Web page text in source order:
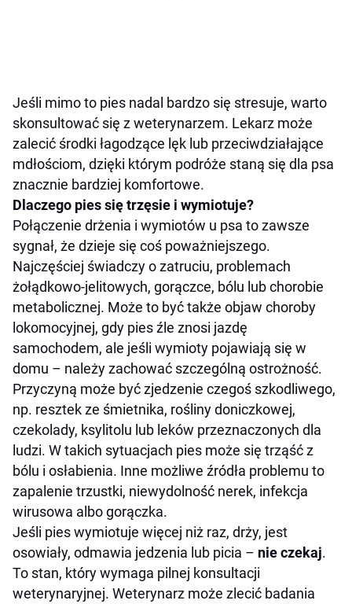
Jeśli mimo to pies nadal bardzo się stresuje, warto
skonsultować się z weterynarzem. Lekarz może
zalecić środki łagodzące lęk lub przeciwdziałające
mdłościom, dzięki którym podróże staną się dla psa
znacznie bardziej komfortowe.
Dlaczego pies się trzęsie i wymiotuje?
Połączenie drżenia i wymiotów u psa to zawsze
sygnał, że dzieje się coś poważniejszego.
Najczęściej świadczy o zatruciu, problemach
żołądkowo-jelitowych, gorączce, bólu lub chorobie
metabolicznej. Może to być także objaw choroby
lokomocyjnej, gdy pies źle znosi jazdę
samochodem, ale jeśli wymioty pojawiają się w
domu – należy zachować szczególną ostrożność.
Przyczyną może być zjedzenie czegoś szkodliwego,
np. resztek ze śmietnika, rośliny doniczkowej,
czekolady, ksylitolu lub leków przeznaczonych dla
ludzi. W takich sytuacjach pies może się trząść z
bólu i osłabienia. Inne możliwe źródła problemu to
zapalenie trzustki, niewydolność nerek, infekcja
wirusowa albo gorączka.
Jeśli pies wymiotuje więcej niż raz, drży, jest
osowiały, odmawia jedzenia lub picia – nie czekaj.
To stan, który wymaga pilnej konsultacji
weterynaryjnej. Weterynarz może zlecić badania